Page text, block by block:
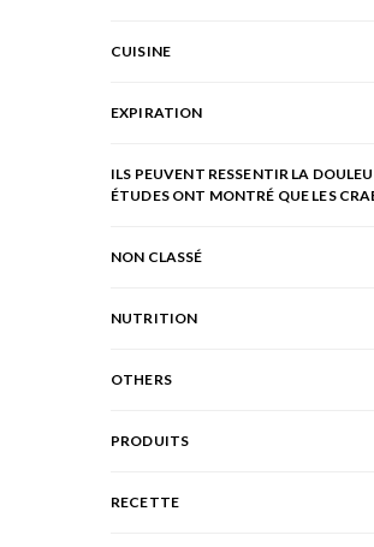
CUISINE
EXPIRATION
ILS PEUVENT RESSENTIR LA
ÉTUDES ONT MONTRÉ QUE LES
NON CLASSÉ
NUTRITION
OTHERS
PRODUITS
RECETTE